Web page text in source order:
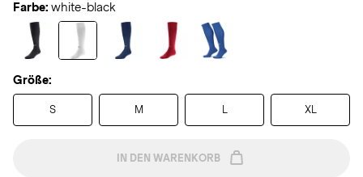
Farbe: white-black
Größe:
S M L XL
IN DEN WARENKORB